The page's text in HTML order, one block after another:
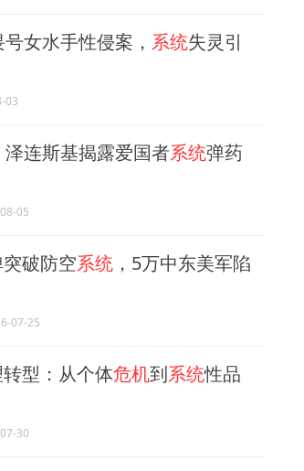
女水手性侵案， 系统失灵引
03
泽连斯基揭露爱国者系统弹药
05
破防空系统 ，5万中东美军陷
07-25
型：从个体危机到系统性品
30